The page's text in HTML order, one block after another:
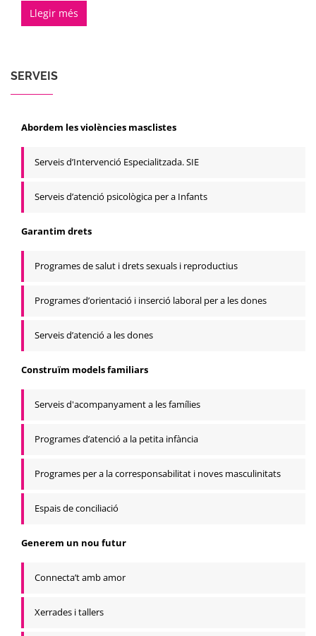
SERVEIS
Abordem les violències masclistes
Serveis d’Intervenció Especialitzada. SIE
Serveis d’atenció psicològica per a Infants
Garantim drets
Programes de salut i drets sexuals i reproductius
Programes d’orientació i inserció laboral per a les dones
Serveis d’atenció a les dones
Construïm models familiars
Serveis d'acompanyament a les famílies
Programes d’atenció a la petita infància
Programes per a la corresponsabilitat i noves masculinitats
Espais de conciliació
Generem un nou futur
Connecta’t amb amor
Xerrades i tallers
Llegir més